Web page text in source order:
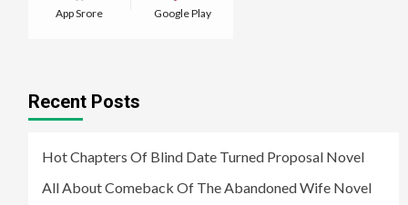
App Srore Google Play
Recent Posts
Hot Chapters Of Blind Date Turned Proposal Novel
All About Comeback Of The Abandoned Wife Novel